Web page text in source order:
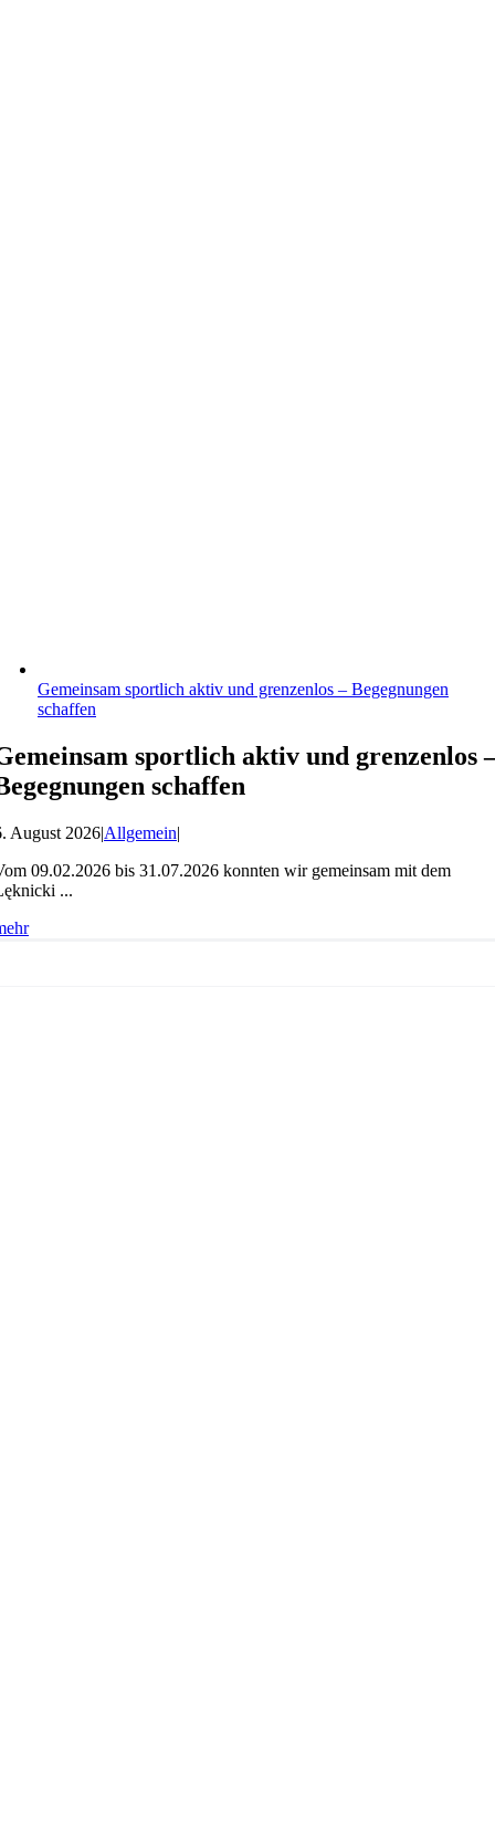
Gemeinsam sportlich aktiv und grenzenlos – Begegnungen
schaffen
sportlich aktiv und grenzenlos
schaffen
August 2026|Allgemein|
09.02.2026 bis 31.07.2026 konnten wir gemeinsam mit dem
...